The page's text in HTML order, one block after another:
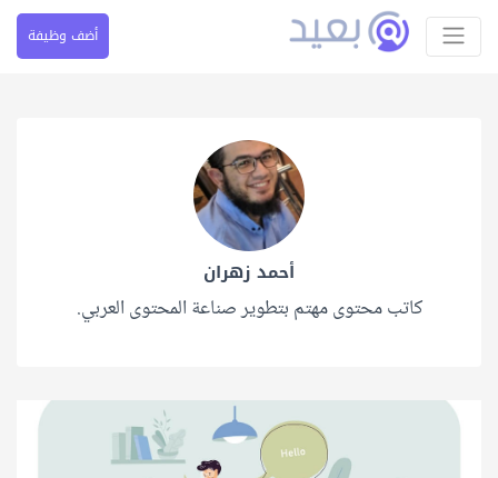
أضف وظيفة
أحمد زهران
كاتب محتوى مهتم بتطوير صناعة المحتوى العربي.